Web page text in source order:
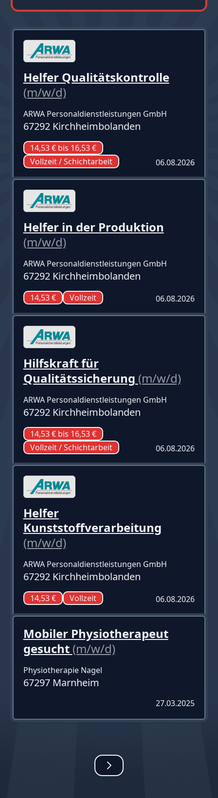
Helfer Qualitätskontrolle
(m/w/d)
ARWA Personaldienstleistungen GmbH
67292 Kirchheimbolanden
14,53 € bis 16,53 €
Vollzeit / Schichtarbeit
06.08.2026
Helfer in der Produktion
(m/w/d)
ARWA Personaldienstleistungen GmbH
67292 Kirchheimbolanden
14,53 € Vollzeit 06.08.2026
Hilfskraft für
Qualitätssicherung (m/w/d)
ARWA Personaldienstleistungen GmbH
67292 Kirchheimbolanden
14,53 € bis 16,53 €
Vollzeit / Schichtarbeit
06.08.2026
Helfer
Kunststoffverarbeitung
(m/w/d)
ARWA Personaldienstleistungen GmbH
67292 Kirchheimbolanden
14,53 € Vollzeit 06.08.2026
Mobiler Physiotherapeut
gesucht (m/w/d)
Physiotherapie Nagel
67297 Marnheim
27.03.2025